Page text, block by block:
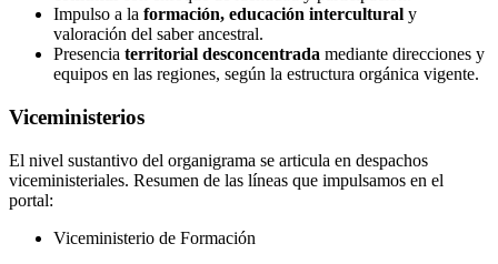
Impulso a la formación, educación intercultural y
valoración del saber ancestral.
Presencia territorial desconcentrada mediante direcciones y
equipos en las regiones, según la estructura orgánica vigente.
Viceministerios
El nivel sustantivo del organigrama se articula en despachos
viceministeriales. Resumen de las líneas que impulsamos en el
portal:
Viceministerio de Formación